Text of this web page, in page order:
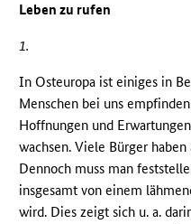
Leben zu rufen
1.
In Osteuropa ist einiges in
Menschen bei uns
Hoffnungen und
wachsen. Viele Bürger
Dennoch muss man
insgesamt von einem
wird. Dies zeigt sich u. a.